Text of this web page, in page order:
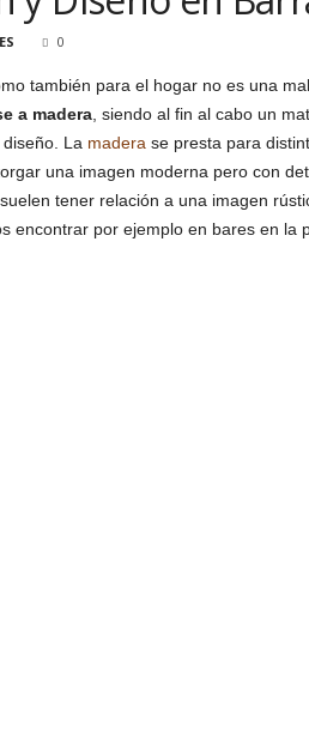
0
también para el hogar no es una
a madera, siendo al fin al cabo un
La madera se presta para
una imagen moderna pero con
tener relación a una imagen
encontrar por ejemplo en bares en la